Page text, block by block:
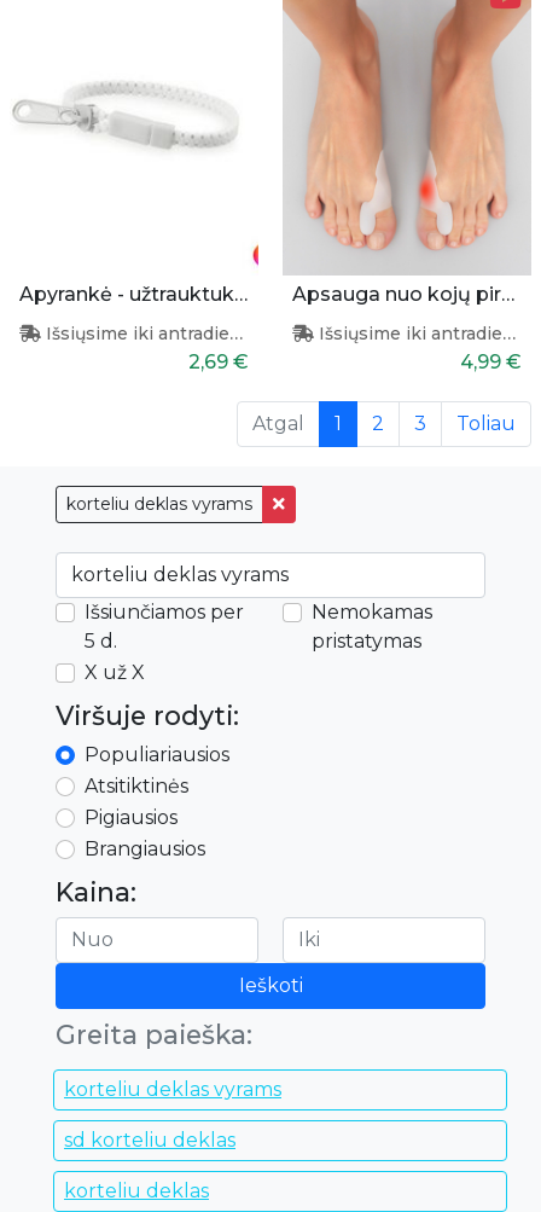
korteliu deklas vyrams
Išsiunčiamos per
5 d.
Nemokamas
pristatymas
X už X
Viršuje rodyti:
Populiariausios
Atsitiktinės
Pigiausios
Brangiausios
Kaina:
Ieškoti
Greita paieška:
korteliu deklas vyrams
sd korteliu deklas
korteliu deklas
Apyrankė - užtrauktukas
Išsiųsime iki antradienio
2,69 €
Apsauga nuo kojų pirštų nuospaudų 2vnt.
Išsiųsime iki antradienio
4,99 €
Atgal 1 (current)
2 3 Toliau